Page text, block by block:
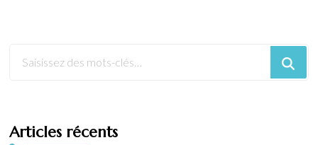
Articles récents